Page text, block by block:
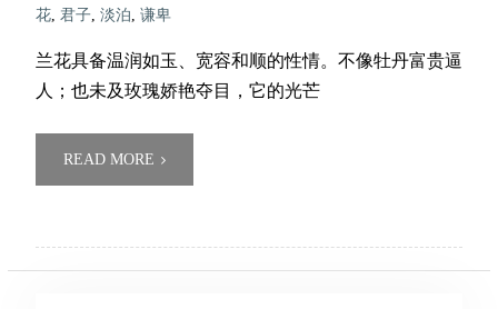
花, 君子, 淡泊, 谦卑
兰花具备温润如玉、宽容和顺的性情。不像牡丹富贵逼
人；也未及玫瑰娇艳夺目，它的光芒
READ MORE